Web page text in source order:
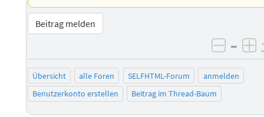
Beitrag melden
–
Übersicht alle Foren SELFHTML-Forum
anmelden
Benutzerkonto erstellen
Beitrag im Thread-Baum